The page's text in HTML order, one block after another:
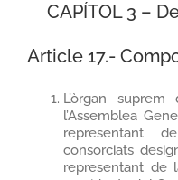
CAPÍTOL 3 –
Article 17.-
L’òrgan
l’Assemblea
representant
consorciats
representant de